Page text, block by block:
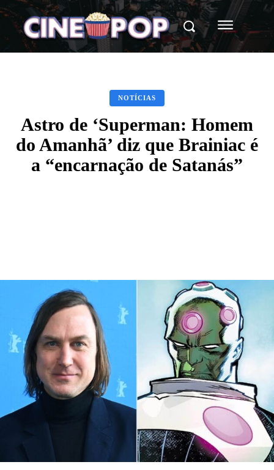
NOTÍCIAS
Astro de ‘Superman: Homem
do Amanhã’ diz que Brainiac é
a “encarnação de Satanás”